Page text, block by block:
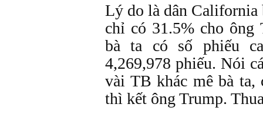
Lý do là dân California
chỉ có 31.5% cho
bà ta có số phiếu
4,269,978 phiếu. Nói
vài TB khác mê bà ta,
thì kết ông Trump.